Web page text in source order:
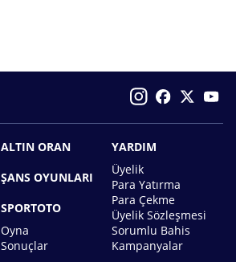
ALTIN ORAN
ŞANS OYUNLARI
SPORTOTO
Oyna
Sonuçlar
YARDIM
Üyelik
Para Yatırma
Para Çekme
Üyelik Sözleşmesi
Sorumlu Bahis
Kampanyalar